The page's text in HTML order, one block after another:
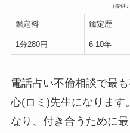
（提供
鑑定料 鑑定歴
1分280円 6-10年
電話占い不倫相談で最
心(ロミ)先生になります
なり、付き合うために